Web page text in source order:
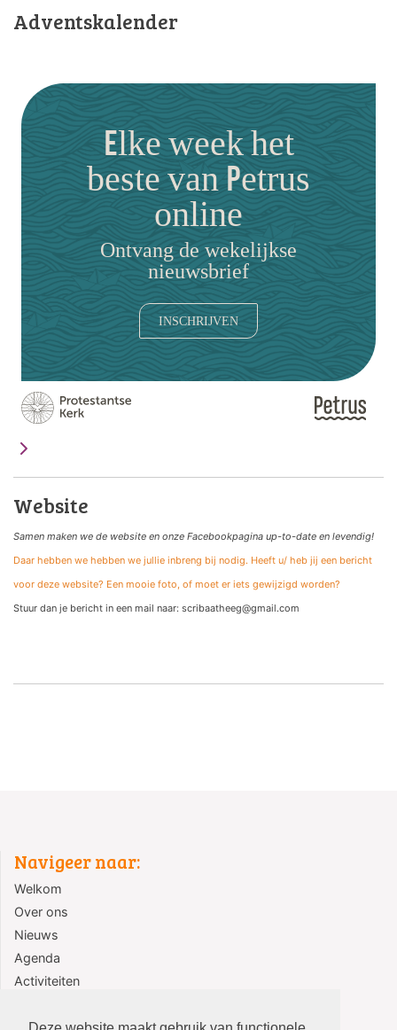
Adventskalender
Elke week het
beste van Petrus
online
Ontvang de wekelijkse
nieuwsbrief
INSCHRIJVEN
Website
Samen maken we de website en onze Facebookpagina up-to-date en levendig!
Daar hebben we hebben we jullie inbreng bij nodig. Heeft u/ heb jij een bericht
voor deze website? Een mooie foto, of moet er iets gewijzigd worden?
Stuur dan je bericht in een mail naar: scribaatheeg@gmail.com
Navigeer naar:
Welkom
Over ons
Nieuws
Agenda
Activiteiten